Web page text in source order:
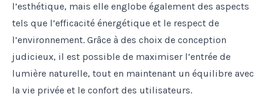
l’esthétique, mais elle englobe également des aspects
tels que l’efficacité énergétique et le respect de
l’environnement. Grâce à des choix de conception
judicieux, il est possible de maximiser l’entrée de
lumière naturelle, tout en maintenant un équilibre avec
la vie privée et le confort des utilisateurs.